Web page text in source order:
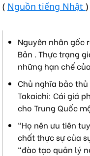
( Nguồn tiếng Nhật )
Nguyên nhân gốc
Bản . Thực trạng
những hạn chế
Chủ nghĩa bảo
Takaichi: Cái giá
cho Trung Quốc
“Họ nên ưu tiên
chất thực sự của
“đào tạo quản lý